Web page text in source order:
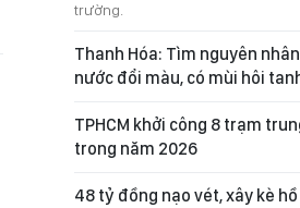
trường.
Thanh Hóa: Tìm nguyên
nước đổi màu, có mùi hôi
TPHCM khởi công 8 trạm
trong năm 2026
48 tỷ đồng nạo vét, xây kè